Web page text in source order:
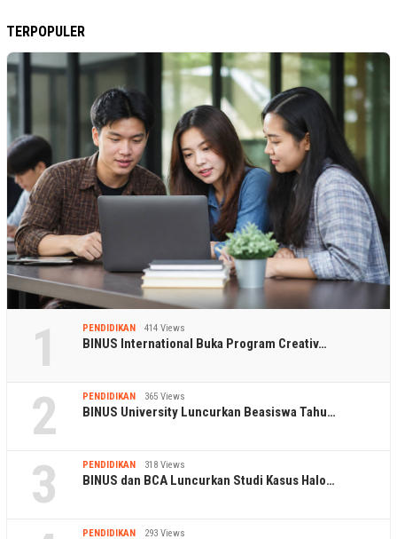
TERPOPULER
1 PENDIDIKAN 414 Views
BINUS International Buka Program Creativ…
2 PENDIDIKAN 365 Views
BINUS University Luncurkan Beasiswa Tahu…
3 PENDIDIKAN 318 Views
BINUS dan BCA Luncurkan Studi Kasus Halo…
PENDIDIKAN 293 Views